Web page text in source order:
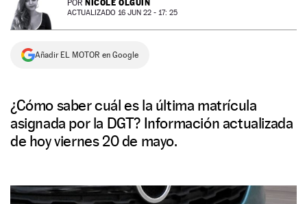
NEWSLETTER
SÍGUENOS
POR NICOLE OLGUÍN
ACTUALIZADO 16 JUN 22 - 17: 25
Añadir EL MOTOR en Google
¿Cómo saber cuál es la última matrícula
asignada por la DGT? Información actualizada
de hoy viernes 20 de mayo.